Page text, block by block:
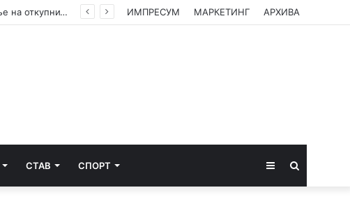
ГАЛЕРИЈА: Земјоделците од Струмичко излегоа на протест – Бараат зголемување на откупните цени ИМПРЕСУМ МАРКЕТИНГ АРХИВА
СТАВ СПОРТ Sidebar